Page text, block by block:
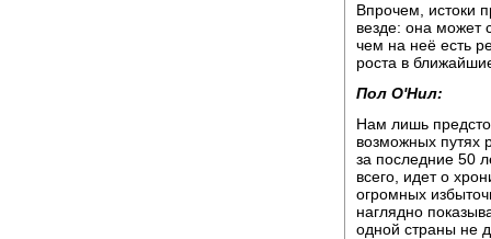
Впрочем, истоки
везде: она может
чем на неё есть
роста в
Пол О'Нил:
Нам лишь
возможных путях
за последние 50
всего, идет о
огромных
наглядно
одной страны не